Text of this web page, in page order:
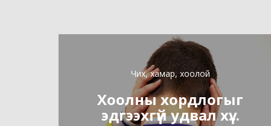
Чих, хамар, хоолой
Хоолны хордлогыг
эдгээхгүй удвал хү...